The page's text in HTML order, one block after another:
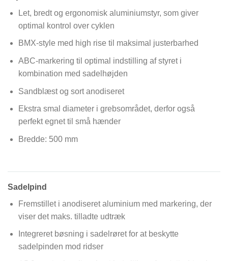
Let, bredt og ergonomisk aluminiumstyr, som giver
optimal kontrol over cyklen
BMX-style med high rise til maksimal justerbarhed
ABC-markering til optimal indstilling af styret i
kombination med sadelhøjden
Sandblæst og sort anodiseret
Ekstra smal diameter i grebsområdet, derfor også
perfekt egnet til små hænder
Bredde: 500 mm
Sadelpind
Fremstillet i anodiseret aluminium med markering, der
viser det maks. tilladte udtræk
Integreret bøsning i sadelrøret for at beskytte
sadelpinden mod ridser